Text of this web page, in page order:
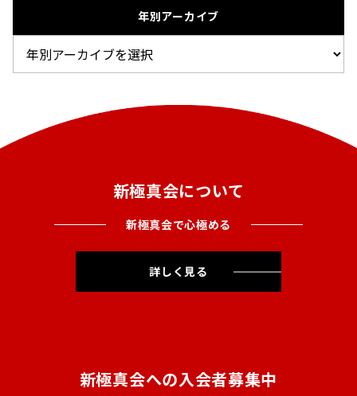
年別アーカイブ
新極真会について
新極真会で心極める
詳しく見る
新極真会への入会者募集中